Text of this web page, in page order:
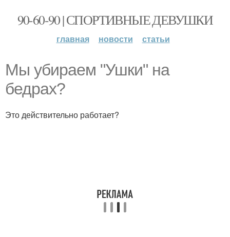
90-60-90 | СПОРТИВНЫЕ ДЕВУШКИ
главная новости статьи
Мы убираем "Ушки" на
бедрах?
Это действительно работает?